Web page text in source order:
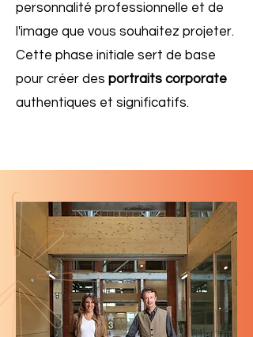
personnalité professionnelle et de
l'image que vous souhaitez projeter.
Cette phase initiale sert de base
pour créer des portraits corporate
authentiques et significatifs.